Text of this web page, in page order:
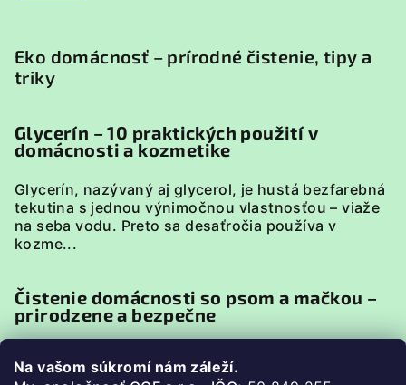
Na vašom súkromí nám záleží.
Eko domácnosť – prírodné čistenie, tipy a
triky
Glycerín – 10 praktických použití v
domácnosti a kozmetike
Glycerín, nazývaný aj glycerol, je hustá bezfarebná
tekutina s jednou výnimočnou vlastnosťou – viaže
na seba vodu. Preto sa desaťročia používa v
kozme...
Čistenie domácnosti so psom a mačkou –
prirodzene a bezpečne
špecifiká. Zvieratá sú v neustálom kontakte s